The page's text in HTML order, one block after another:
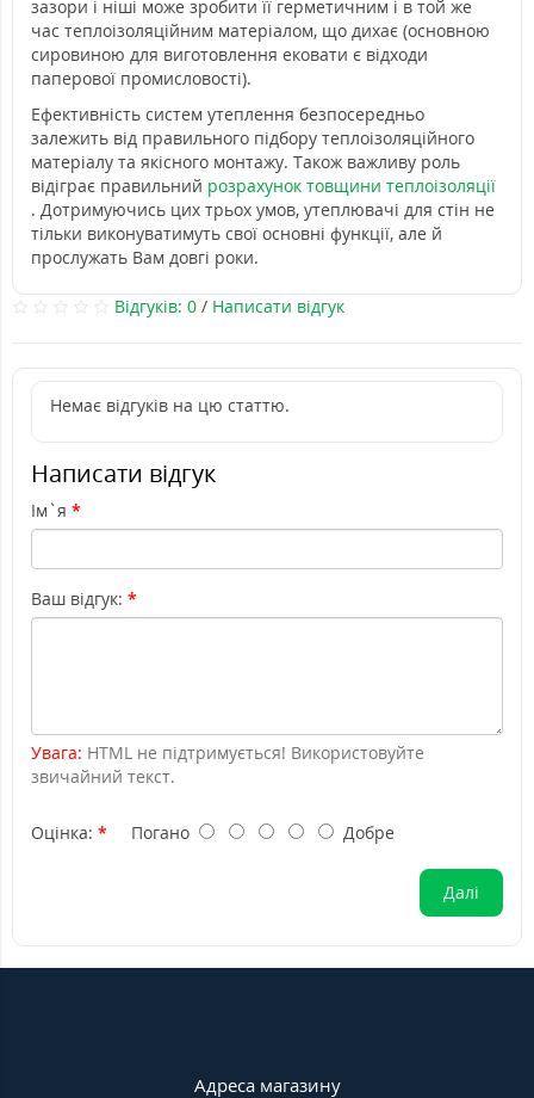
зазори і ніші може зробити її герметичним і в той же
час теплоізоляційним матеріалом, що дихає (основною
сировиною для виготовлення ековати є відходи
паперової промисловості).
Ефективність систем утеплення безпосередньо
залежить від правильного підбору теплоізоляційного
матеріалу та якісного монтажу. Також важливу роль
відіграє правильний розрахунок товщини теплоізоляції
. Дотримуючись цих трьох умов, утеплювачі для стін не
тільки виконуватимуть свої основні функції, але й
прослужать Вам довгі роки.
Відгуків: 0/ Написати відгук
Немає відгуків на цю статтю.
Написати відгук
Ім`я
Ваш відгук:
Увага: HTML не підтримується! Використовуйте
звичайний текст.
Оцінка: Погано Добре
Далі
Адреса магазину